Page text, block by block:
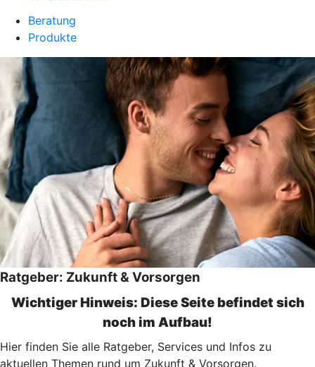
Beratung
Produkte
Ratgeber: Zukunft & Vorsorgen
Wichtiger Hinweis: Diese Seite befindet sich
noch im Aufbau!
Hier finden Sie alle Ratgeber, Services und Infos zu
aktuellen Themen rund um Zukunft & Vorsorgen.